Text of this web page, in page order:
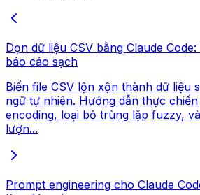
Dọn dữ liệu CSV bằng Claude
báo cáo sạch
Biến file CSV lộn xộn thành dữ liệu
ngữ tự nhiên. Hướng dẫn thực
encoding, loại bỏ trùng lặp fuzzy,
lượn...
Prompt engineering cho Claude